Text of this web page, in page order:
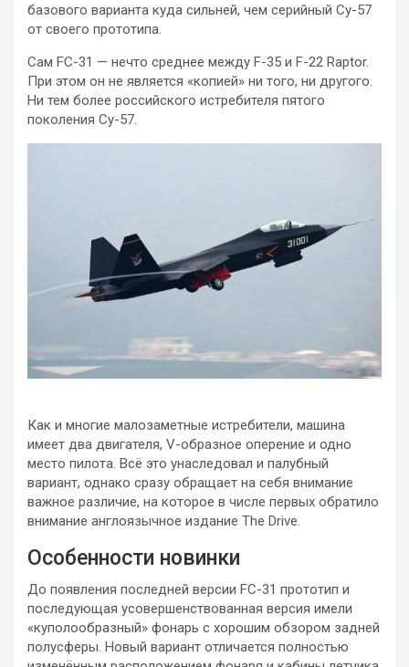
базового варианта куда сильней, чем серийный Су-57
от своего прототипа.
Сам FC-31 — нечто среднее между F-35 и F-22 Raptor.
При этом он не является «копией» ни того, ни другого.
Ни тем более российского истребителя пятого
поколения Су-57.
Как и многие малозаметные истребители, машина
имеет два двигателя, V-образное оперение и одно
место пилота. Всё это унаследовал и палубный
вариант, однако сразу обращает на себя внимание
важное различие, на которое в числе первых обратило
внимание англоязычное издание The Drive.
Особенности новинки
До появления последней версии FC-31 прототип и
последующая усовершенствованная версия имели
«куполообразный» фонарь с хорошим обзором задней
полусферы. Новый вариант отличается полностью